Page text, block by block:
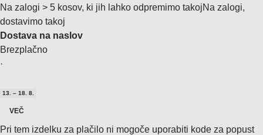
Na zalogi > 5 kosov, ki jih lahko odpremimo takojNa zalogi,
dostavimo takoj
Dostava na naslov
Brezplačno
·
13. – 18. 8.
VEČ
Pri tem izdelku za plačilo ni mogoče uporabiti kode za popust